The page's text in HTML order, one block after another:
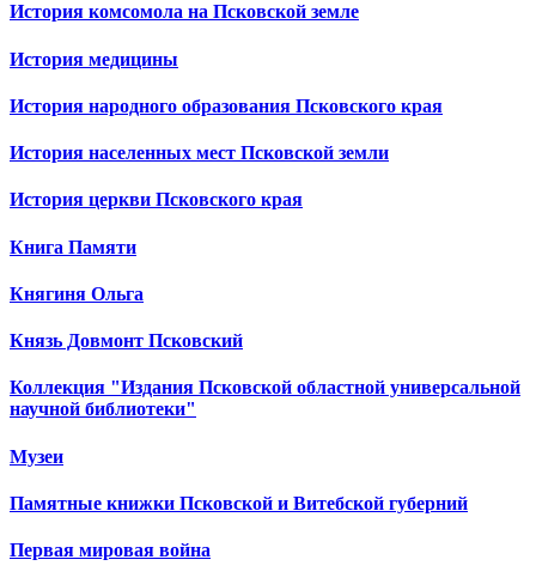
История комсомола на Псковской земле
История медицины
История народного образования Псковского края
История населенных мест Псковской земли
История церкви Псковского края
Книга Памяти
Княгиня Ольга
Князь Довмонт Псковский
Коллекция "Издания Псковской областной универсальной
научной библиотеки"
Музеи
Памятные книжки Псковской и Витебской губерний
Первая мировая война